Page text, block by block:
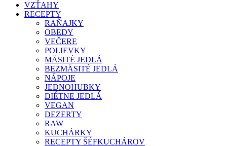
VZŤAHY
RECEPTY
RAŇAJKY
OBEDY
VEČERE
POLIEVKY
MÄSITÉ JEDLÁ
BEZMÄSITÉ JEDLÁ
NÁPOJE
JEDNOHUBKY
DIÉTNE JEDLÁ
VEGAN
DEZERTY
RAW
KUCHÁRKY
RECEPTY ŠÉFKUCHÁROV